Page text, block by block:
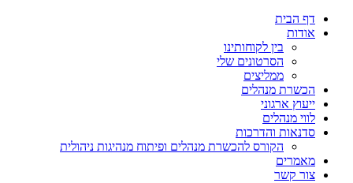
דף הבית
אודות
בין לקוחותינו
הסרטונים שלי
ממליצים
הכשרת מנהלים
ייעוץ ארגוני
לווי מנהלים
סדנאות והדרכות
הקורס להכשרת מנהלים ופיתוח מנהיגות ניהולית
מאמרים
צור קשר